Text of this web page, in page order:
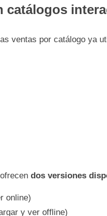
catálogos
ventas por catálogo ya
dos versiones
online)
y ver offline)